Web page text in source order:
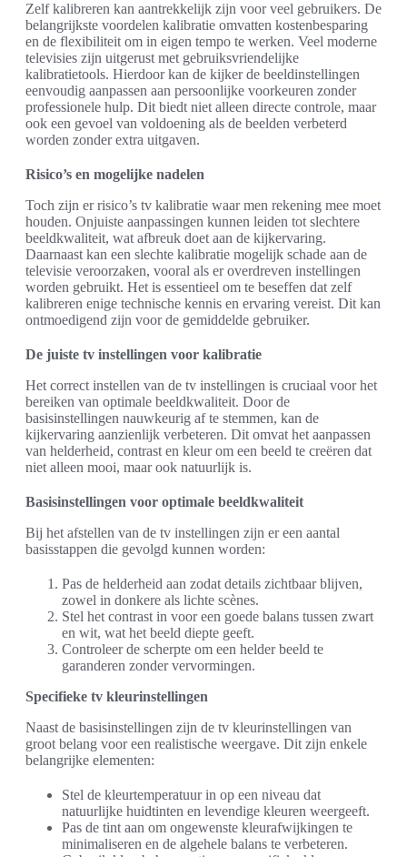
Zelf kalibreren kan aantrekkelijk zijn voor veel gebruikers. De
belangrijkste voordelen kalibratie omvatten kostenbesparing
en de flexibiliteit om in eigen tempo te werken. Veel moderne
televisies zijn uitgerust met gebruiksvriendelijke
kalibratietools. Hierdoor kan de kijker de beeldinstellingen
eenvoudig aanpassen aan persoonlijke voorkeuren zonder
professionele hulp. Dit biedt niet alleen directe controle, maar
ook een gevoel van voldoening als de beelden verbeterd
worden zonder extra uitgaven.
Risico’s en mogelijke nadelen
Toch zijn er risico’s tv kalibratie waar men rekening mee moet
houden. Onjuiste aanpassingen kunnen leiden tot slechtere
beeldkwaliteit, wat afbreuk doet aan de kijkervaring.
Daarnaast kan een slechte kalibratie mogelijk schade aan de
televisie veroorzaken, vooral als er overdreven instellingen
worden gebruikt. Het is essentieel om te beseffen dat zelf
kalibreren enige technische kennis en ervaring vereist. Dit kan
ontmoedigend zijn voor de gemiddelde gebruiker.
De juiste tv instellingen voor kalibratie
Het correct instellen van de tv instellingen is cruciaal voor het
bereiken van optimale beeldkwaliteit. Door de
basisinstellingen nauwkeurig af te stemmen, kan de
kijkervaring aanzienlijk verbeteren. Dit omvat het aanpassen
van helderheid, contrast en kleur om een beeld te creëren dat
niet alleen mooi, maar ook natuurlijk is.
Basisinstellingen voor optimale beeldkwaliteit
Bij het afstellen van de tv instellingen zijn er een aantal
basisstappen die gevolgd kunnen worden:
Pas de helderheid aan zodat details zichtbaar blijven,
zowel in donkere als lichte scènes.
Stel het contrast in voor een goede balans tussen zwart
en wit, wat het beeld diepte geeft.
Controleer de scherpte om een helder beeld te
garanderen zonder vervormingen.
Specifieke tv kleurinstellingen
Naast de basisinstellingen zijn de tv kleurinstellingen van
groot belang voor een realistische weergave. Dit zijn enkele
belangrijke elementen:
Stel de kleurtemperatuur in op een niveau dat
natuurlijke huidtinten en levendige kleuren weergeeft.
Pas de tint aan om ongewenste kleurafwijkingen te
minimaliseren en de algehele balans te verbeteren.